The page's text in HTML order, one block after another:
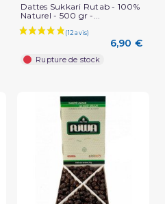
Dattes Sukkari Rutab - 100%
Naturel - 500 gr -...
6,90 €
Rupture de stock